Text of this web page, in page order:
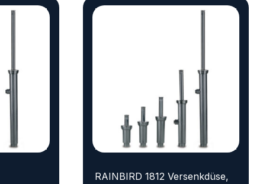
RAINBIRD 1812 Versenkdüse,